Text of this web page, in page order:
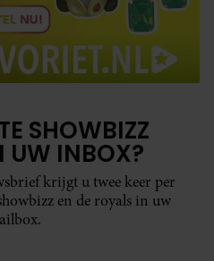
SHOWBIZZ
UW INBOX?
krijgt u twee keer per
en de royals in uw